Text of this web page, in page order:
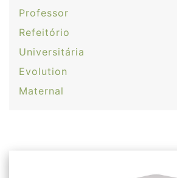
Professor
Refeitório
Universitária
Evolution
Maternal